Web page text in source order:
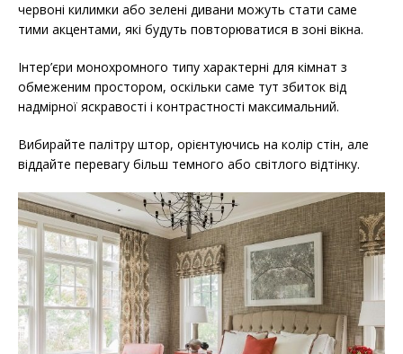
червоні килимки або зелені дивани можуть стати саме
тими акцентами, які будуть повторюватися в зоні вікна.
Інтер’єри монохромного типу характерні для кімнат з
обмеженим простором, оскільки саме тут збиток від
надмірної яскравості і контрастності максимальний.
Вибирайте палітру штор, орієнтуючись на колір стін, але
віддайте перевагу більш темного або світлого відтінку.